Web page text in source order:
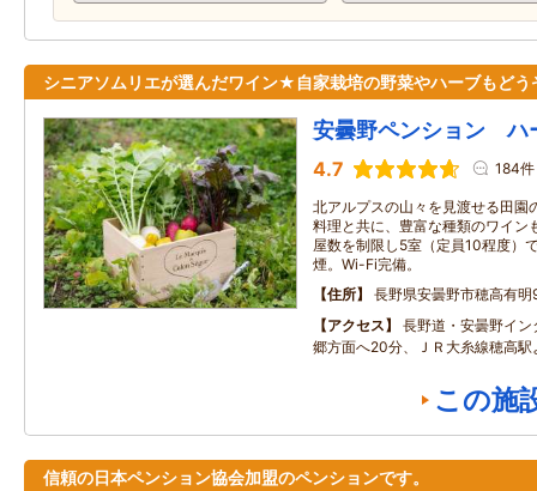
シニアソムリエが選んだワイン★自家栽培の野菜やハーブもど
安曇野ペンション ハ
4.7 184件
北アルプスの山々を見渡せる田園
料理と共に、豊富な種類のワイン
屋数を制限し5室（定員10程度）
煙。Wi-Fi完備。
住所
長野県安曇野市穂高有明
アクセス
長野道・安曇野イ
郷方面へ20分、ＪＲ大糸線穂高駅
この施
信頼の日本ペンション協会加盟のペンションです。